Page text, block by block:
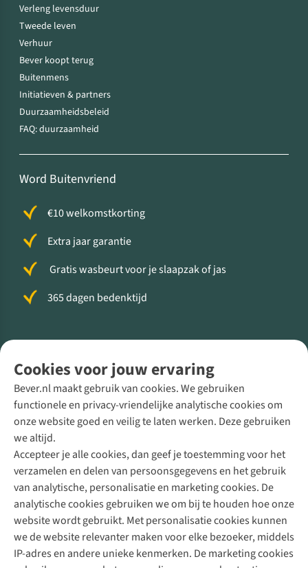
Cookies voor jouw ervaring
Bever.nl maakt gebruik van cookies. We gebruiken
functionele en privacy-vriendelijke analytische cookies om
onze website goed en veilig te laten werken. Deze gebruiken
we altijd.
Accepteer je alle cookies, dan geef je toestemming voor het
verzamelen en delen van persoonsgegevens en het gebruik
van analytische, personalisatie en marketing cookies. De
analytische cookies gebruiken we om bij te houden hoe onze
website wordt gebruikt. Met personalisatie cookies kunnen
we de website relevanter maken voor elke bezoeker, middels
IP-adres en andere unieke kenmerken. De marketing cookies
Verleng levensduur
Tweede leven
Verhuur
Bever koopt terug
Buitenmens
Initiatieven & partners
Duurzaamheidsbeleid
FAQ: duurzaamheid
Word Buitenvriend
€10 welkomstkorting
Extra jaar garantie
Gratis wasbeurt voor je slaapzak of jas
365 dagen bedenktijd
Direct advies van een Buitenexpert
+31 (0)85 888 50 88
+31 6 12 28 49 80
Contactformulier